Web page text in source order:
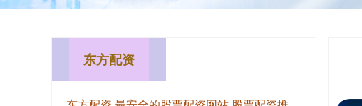
东方配资